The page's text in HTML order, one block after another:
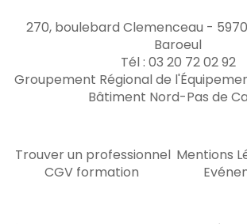
270, boulebard Clemenceau -
Baroeul
Tél : 03 20 72 02 92
Groupement Régional de
Bâtiment Nord-Pas de
Trouver un professionnel Mentions
CGV formation